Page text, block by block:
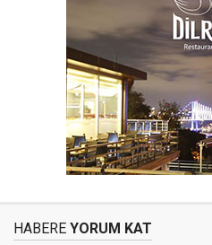
HABERE YORUM KAT